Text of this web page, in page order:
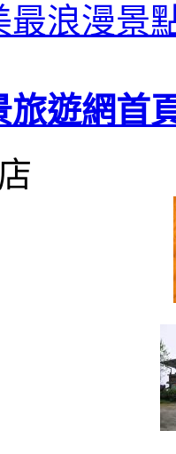
最浪漫景
旅遊網首